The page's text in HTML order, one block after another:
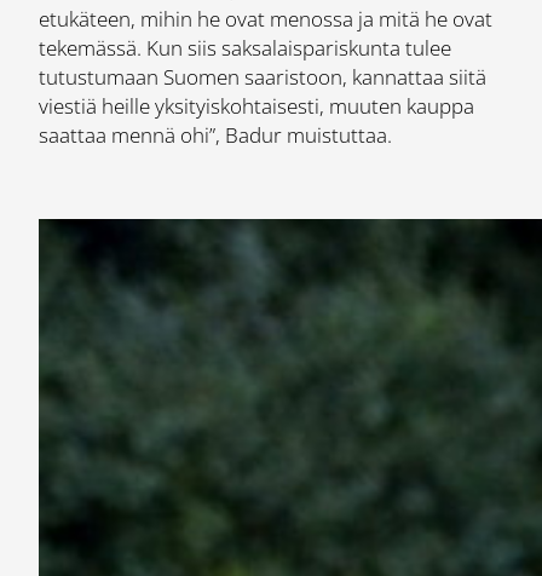
etukäteen, mihin he ovat menossa ja mitä he ovat
tekemässä. Kun siis saksalaispariskunta tulee
tutustumaan Suomen saaristoon, kannattaa siitä
viestiä heille yksityiskohtaisesti, muuten kauppa
saattaa mennä ohi”, Badur muistuttaa.